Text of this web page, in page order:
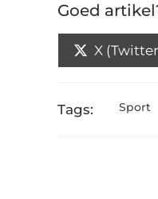
Goed
X
Tags: Sport